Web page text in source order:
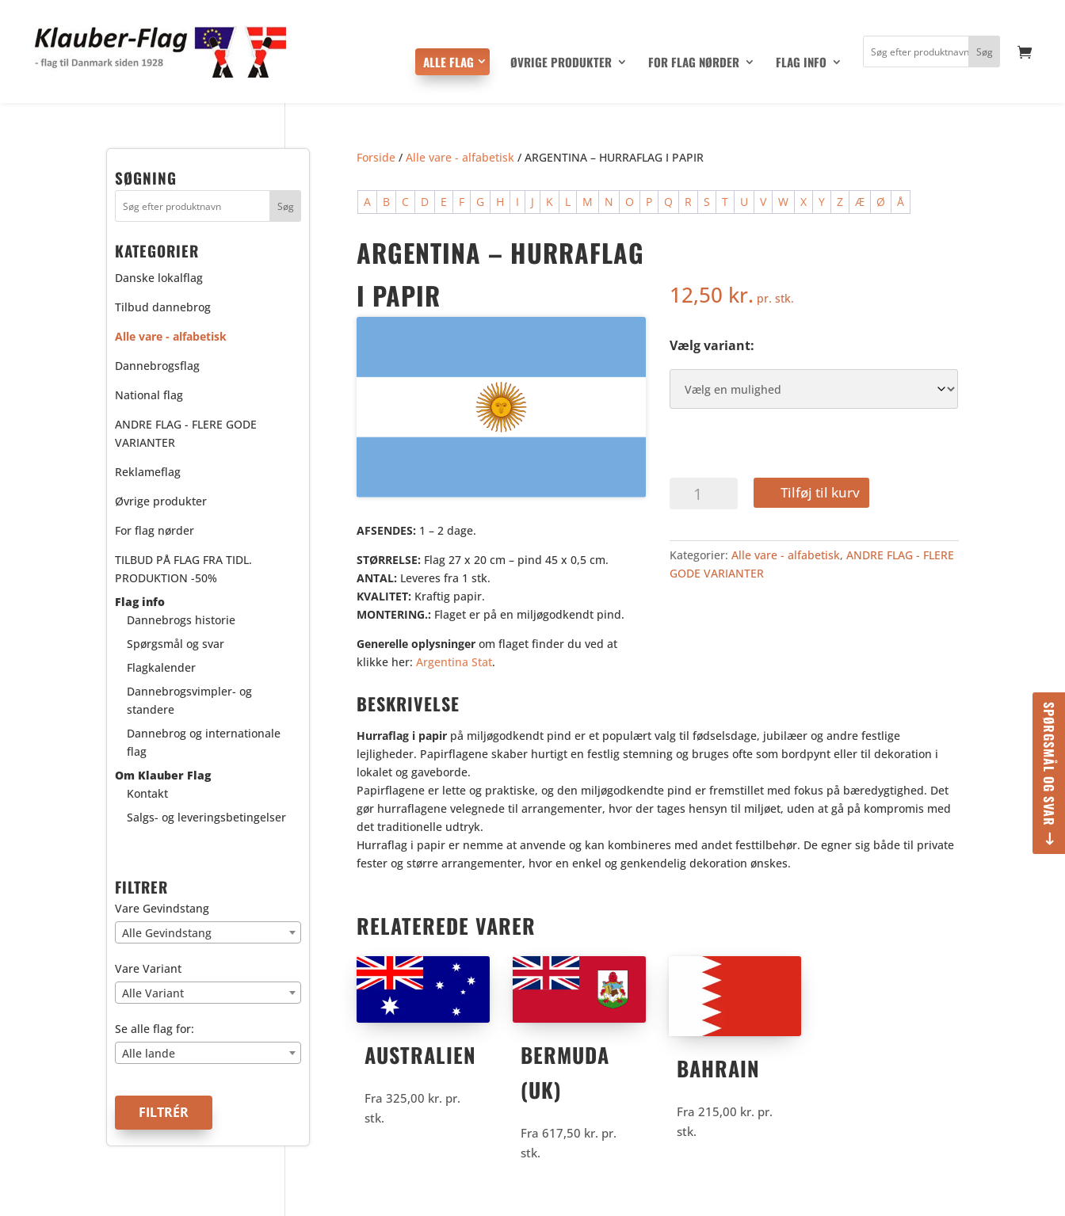
ALLE FLAG ØVRIGE PRODUKTER FOR FLAG NØRDER FLAG INFO
SPØRGSMÅL OG SVAR
Forside /Alle vare - alfabetisk / ARGENTINA – HURRAFLAG I PAPIR
A B C D E F G H I J K L M N O P Q R S T U V W X Y Z Æ Ø Å
ARGENTINA – HURRAFLAG
I PAPIR
AFSENDES: 1 – 2 dage.
STØRRELSE: Flag 27 x 20 cm – pind 45 x 0,5 cm.
ANTAL: Leveres fra 1 stk.
KVALITET: Kraftig papir.
MONTERING.: Flaget er på en miljøgodkendt pind.
Generelle oplysninger om flaget finder du ved at
klikke her:Argentina Stat.
12,50 kr. pr. stk.
Vælg variant:
ARGENTINA
I
PAPIR
antal
Tilføj til kurv
Kategorier:Alle vare - alfabetisk,ANDRE FLAG - FLERE
GODE VARIANTER
BESKRIVELSE
Hurraflag i papir på miljøgodkendt pind er et populært valg til fødselsdage, jubilæer og andre festlige
lejligheder. Papirflagene skaber hurtigt en festlig stemning og bruges ofte som bordpynt eller til dekoration i
lokalet og gaveborde.
Papirflagene er lette og praktiske, og den miljøgodkendte pind er fremstillet med fokus på bæredygtighed. Det
gør hurraflagene velegnede til arrangementer, hvor der tages hensyn til miljøet, uden at gå på kompromis med
det traditionelle udtryk.
Hurraflag i papir er nemme at anvende og kan kombineres med andet festtilbehør. De egner sig både til private
fester og større arrangementer, hvor en enkel og genkendelig dekoration ønskes.
RELATEREDE VARER
AUSTRALIEN
Fra325,00 kr. pr.
stk.
BERMUDA
(UK)
Fra 617,50 kr. pr.
stk.
BAHRAIN
Fra 215,00 kr. pr.
stk.
SØGNING
KATEGORIER
Danske lokalflag
Tilbud dannebrog
Alle vare - alfabetisk
Dannebrogsflag
National flag
ANDRE FLAG - FLERE GODE
VARIANTER
Reklameflag
Øvrige produkter
For flag nørder
TILBUD PÅ FLAG FRA TIDL.
PRODUKTION -50%
Flag info
Dannebrogs historie
Spørgsmål og svar
Flagkalender
Dannebrogsvimpler- og
standere
Dannebrog og internationale
flag
Om Klauber Flag
Kontakt
Salgs- og leveringsbetingelser
FILTRER
Vare Gevindstang
Alle Gevindstang
Vare Variant
Alle Variant
Se alle flag for:
Alle lande
FILTRÉR